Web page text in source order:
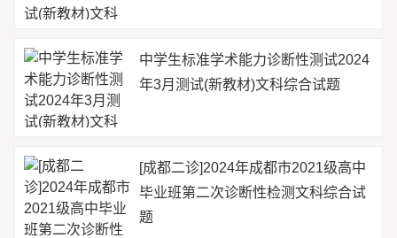
中学生标准学术能力诊断性测试2024
年3月测试(新教材)文科综合试题
[成都二诊]2024年成都市2021级高中
毕业班第二次诊断性检测文科综合试
题